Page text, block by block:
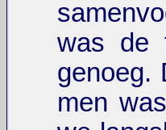
was de
genoeg.
men